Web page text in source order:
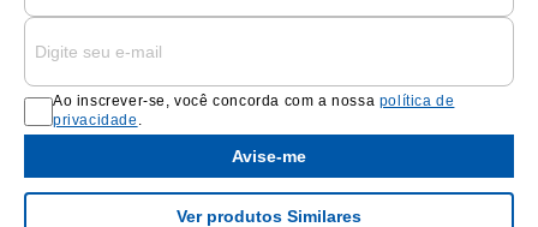
Ao inscrever-se, você concorda com a nossa política de
privacidade .
Avise-me
Ver produtos Similares